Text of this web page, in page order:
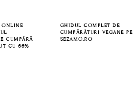
ONLINE
CUMPĂRĂ
CU 66%
GHIDUL COMPLET DE
CUMPĂRĂTURI VEGANE PE
SEZAMO.RO